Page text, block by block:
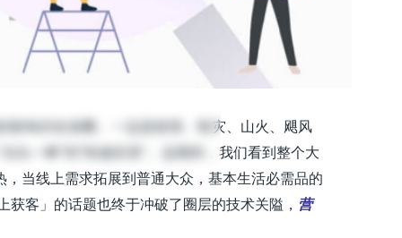
如何做好线上营销闭环？
影响仍在发酵。一边是疫情、蝗灾、山火、飓风
头一棒”到“快速应变”。这期间，我们看到整个大
，当线上需求拓展到普通大众，基本生活必需品的
客」的话题也终于冲破了圈层的技术关隘， 营